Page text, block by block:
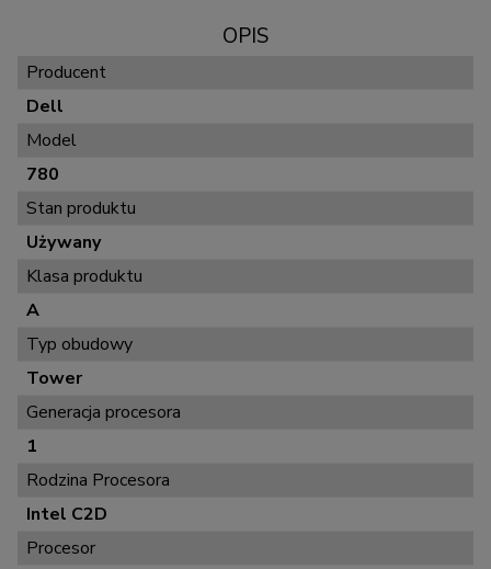
OPIS
Producent
Dell
Model
780
Stan produktu
Używany
Klasa produktu
A
Typ obudowy
Tower
Generacja procesora
1
Rodzina Procesora
Intel C2D
Procesor